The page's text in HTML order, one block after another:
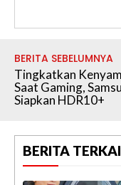
BERITA SEBELUMNYA
Tingkatkan
Saat Gaming,
Siapkan HDR10+
BERITA